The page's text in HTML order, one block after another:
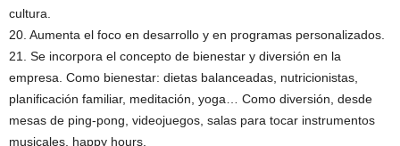
cultura.
20. Aumenta el foco en desarrollo y en programas personalizados.
21. Se incorpora el concepto de bienestar y diversión en la
empresa. Como bienestar: dietas balanceadas, nutricionistas,
planificación familiar, meditación, yoga… Como diversión, desde
mesas de ping-pong, videojuegos, salas para tocar instrumentos
musicales, happy hours.